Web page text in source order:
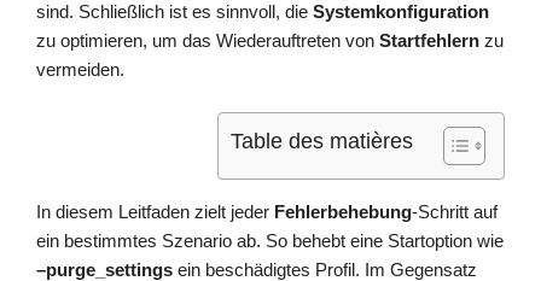
sind. Schließlich ist es sinnvoll, die Systemkonfiguration
zu optimieren, um das Wiederauftreten von Startfehlern zu
vermeiden.
Table des matières
In diesem Leitfaden zielt jeder Fehlerbehebung-Schritt auf
ein bestimmtes Szenario ab. So behebt eine Startoption wie
–purge_settings ein beschädigtes Profil. Im Gegensatz